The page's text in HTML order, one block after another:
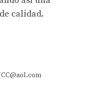
calidad.